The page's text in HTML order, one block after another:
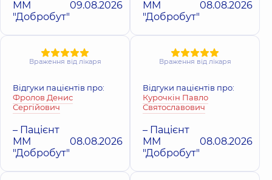
Война Дмитро
Володимирович
Стоматолог-
ортопед,
22 років
Іванович
Стоматолог-
досвіду
Юрійович
Стоматолог-хірург,
19 років досвіду
Оробець Лілія
Стоматолог-
терапевт,5 років
досвіду
ММ
"Добробут"
09.08.2026
ММ
"Добробут"
08.08.2026
Враження від лікаря
Відгуки пацієнтів про:
Фролов Денис
Сергійович
– Пацієнт
ММ
"Добробут"
08.08.2026
Враження від лікаря
Відгуки пацієнтів про:
Курочкін Павло
Святославович
– Пацієнт
ММ
"Добробут"
08.08.2026